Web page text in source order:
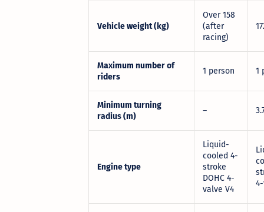
Vehicle weight (kg)
Over 158
(after
racing)
Maximum number of
riders
1 person 1
Minimum turning
radius (m)
–
Engine type
Liquid-
cooled 4-
stroke
DOHC 4-
valve V4